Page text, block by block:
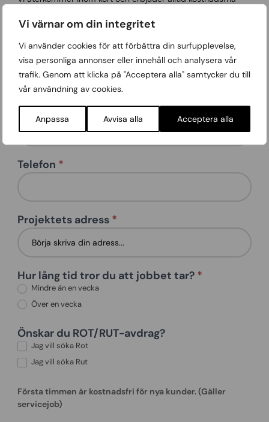
Vi värnar om din integritet
Vi använder cookies för att förbättra din surfupplevelse,
visa personliga annonser eller innehåll och analysera vår
trafik. Genom att klicka på "Acceptera alla" samtycker du till
vår användning av cookies.
Anpassa Avvisa alla Acceptera alla
Contact
us -
multi
Namn*
E-post*
Telefon *
Projektets adress *
Hur lång tid tror du att jobbet tar? *
Mindre än en vecka
Över en vecka
Önskar du ROT/RUT-avdrag?
Jag vill söka Rot
Jag vill söka Rut
Första timmen är kostnadsfri för nya kunder. (Gäller
servicejob)